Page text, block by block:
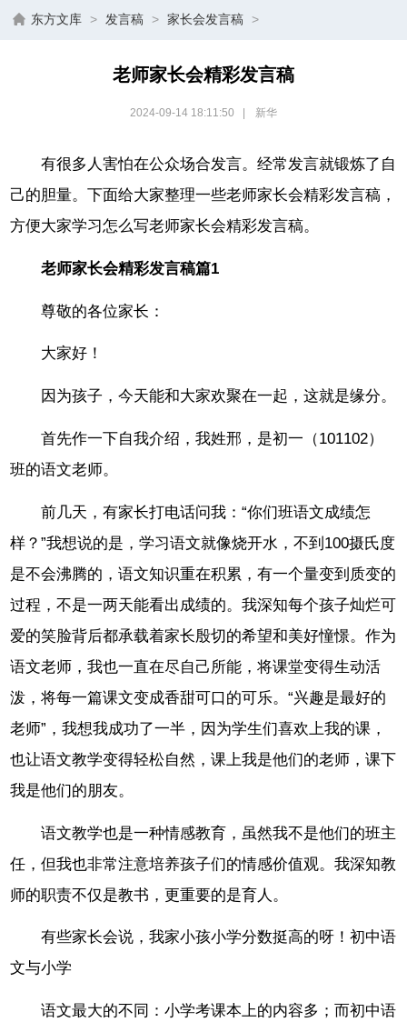
东方文库 > 发言稿 > 家长会发言稿 >
老师家长会精彩发言稿
2024-09-14 18:11:50 新华
有很多人害怕在公众场合发言。经常发言就锻炼了自
己的胆量。下面给大家整理一些老师家长会精彩发言稿，
方便大家学习怎么写老师家长会精彩发言稿。
老师家长会精彩发言稿篇1
尊敬的各位家长：
大家好！
因为孩子，今天能和大家欢聚在一起，这就是缘分。
首先作一下自我介绍，我姓邢，是初一（101102）
班的语文老师。
前几天，有家长打电话问我：“你们班语文成绩怎
样？”我想说的是，学习语文就像烧开水，不到100摄氏度
是不会沸腾的，语文知识重在积累，有一个量变到质变的
过程，不是一两天能看出成绩的。我深知每个孩子灿烂可
爱的笑脸背后都承载着家长殷切的希望和美好憧憬。作为
语文老师，我也一直在尽自己所能，将课堂变得生动活
泼，将每一篇课文变成香甜可口的可乐。“兴趣是最好的
老师”，我想我成功了一半，因为学生们喜欢上我的课，
也让语文教学变得轻松自然，课上我是他们的老师，课下
我是他们的朋友。
语文教学也是一种情感教育，虽然我不是他们的班主
任，但我也非常注意培养孩子们的情感价值观。我深知教
师的职责不仅是教书，更重要的是育人。
有些家长会说，我家小孩小学分数挺高的呀！初中语
文与小学
语文最大的不同：小学考课本上的内容多；而初中语